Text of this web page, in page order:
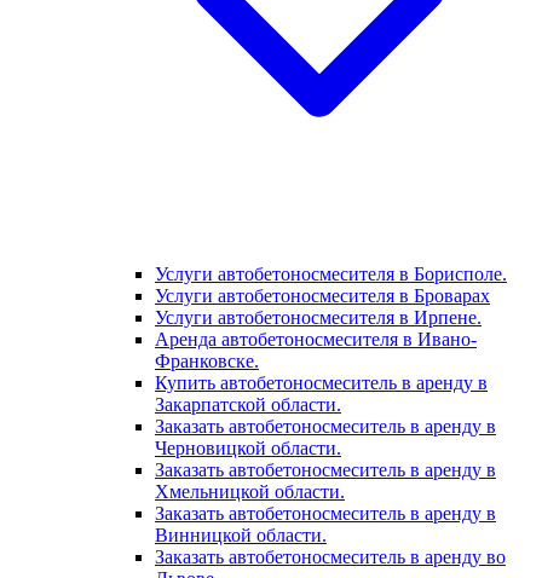
Услуги автобетоносмесителя в Борисполе.
Услуги автобетоносмесителя в Броварах
Услуги автобетоносмесителя в Ирпене.
Аренда автобетоносмесителя в Ивано-
Франковске.
Купить автобетоносмеситель в аренду в
Закарпатской области.
Заказать автобетоносмеситель в аренду в
Черновицкой области.
Заказать автобетоносмеситель в аренду в
Хмельницкой области.
Заказать автобетоносмеситель в аренду в
Винницкой области.
Заказать автобетоносмеситель в аренду во